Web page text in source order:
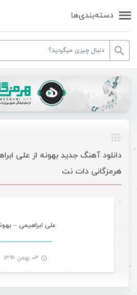
دسته‌بندی‌ها
دانلود آهنگ جدید بهونه از علی
هرمزگانی دات نت
علی ابراهیمی –
۰۳ بهمن ۱۳۹۶